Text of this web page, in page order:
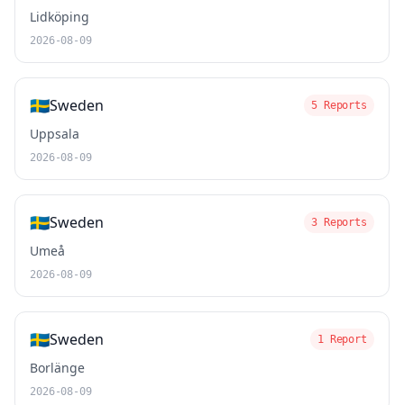
Lidköping
2026-08-09
🇸🇪Sweden 5 Reports
Uppsala
2026-08-09
🇸🇪Sweden 3 Reports
Umeå
2026-08-09
🇸🇪Sweden 1 Report
Borlänge
2026-08-09